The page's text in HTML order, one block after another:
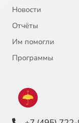
Новости
Отчёты
Им помогли
Программы